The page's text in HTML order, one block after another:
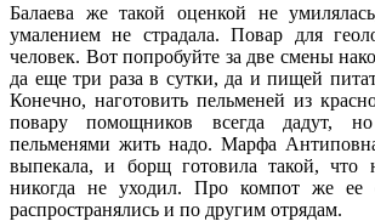
Балаева же такой оценкой не
умалением не страдала. Повар для
человек. Вот попробуйте за две смены
да еще три раза в сутки, да и пищей
Конечно, наготовить пельменей из
повару помощников всегда дадут,
пельменями жить надо. Марфа
выпекала, и борщ готовила такой, что
никогда не уходил. Про компот же ее
распространялись и по другим отрядам.